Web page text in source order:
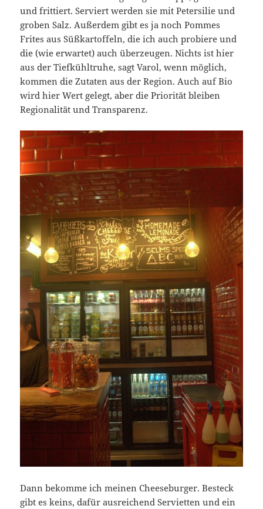
und frittiert. Serviert werden sie mit Petersilie und
groben Salz. Außerdem gibt es ja noch Pommes
Frites aus Süßkartoffeln, die ich auch probiere und
die (wie erwartet) auch überzeugen. Nichts ist hier
aus der Tiefkühltruhe, sagt Varol, wenn möglich,
kommen die Zutaten aus der Region. Auch auf Bio
wird hier Wert gelegt, aber die Priorität bleiben
Regionalität und Transparenz.
Dann bekomme ich meinen Cheeseburger. Besteck
gibt es keins, dafür ausreichend Servietten und ein